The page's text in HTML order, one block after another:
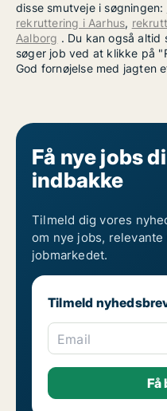
disse smutveje i søgningen:
rekruttering i Aarhus,
Aalborg . Du kan også altid
søger job ved at klikke på
God fornøjelse med jagten
Få nye jobs
indbakke
Tilmeld dig vores
om nye jobs,
jobmarkedet.
Tilmeld
Email